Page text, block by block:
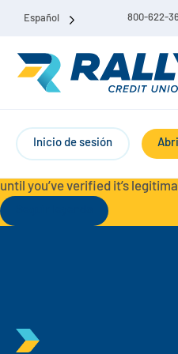
Español 800-622-
Inicio de sesión
Cuenta corriente Liberty
Ahorro
contact Rally Credit Union
you receive a letter, email, text
until you’ve verified it’s